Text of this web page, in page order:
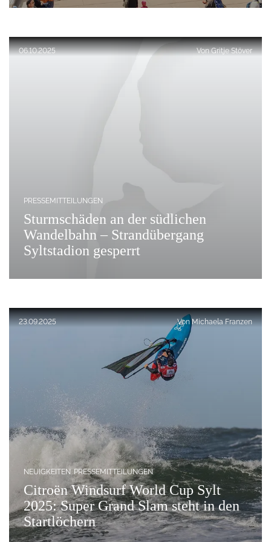
Veröffentlicht am:
06.10.2025 VonGritje Stöver
Sturmschäden an der südlichen
Wandelbahn – Strandübergang
Syltstadion gesperrt
PRESSEMITTEILUNGEN
Veröffentlicht am:
23.09.2025 VonMichaela Franzen
Citroën Windsurf World Cup Sylt
2025: Super Grand Slam steht in den
Startlöchern
NEUIGKEITEN PRESSEMITTEILUNGEN